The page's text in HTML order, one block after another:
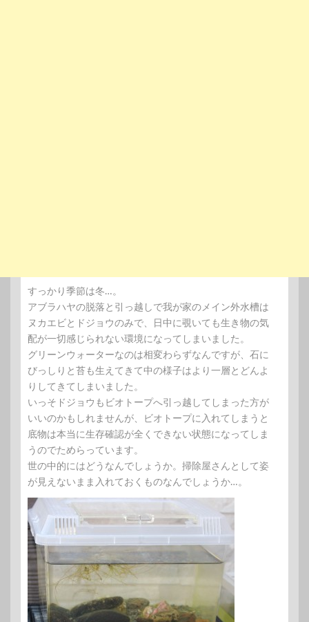
すっかり季節は冬…。
アブラハヤの脱落と引っ越しで我が家のメイン外水槽は
ヌカエビとドジョウのみで、日中に覗いても生き物の気
配が一切感じられない環境になってしまいました。
グリーンウォーターなのは相変わらずなんですが、石に
びっしりと苔も生えてきて中の様子はより一層とどんよ
りしてきてしまいました。
いっそドジョウもビオトープへ引っ越してしまった方が
いいのかもしれませんが、ビオトープに入れてしまうと
底物は本当に生存確認が全くできない状態になってしま
うのでためらっています。
世の中的にはどうなんでしょうか。掃除屋さんとして姿
が見えないまま入れておくものなんでしょうか…。